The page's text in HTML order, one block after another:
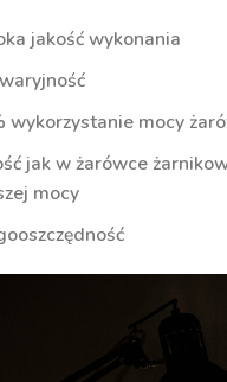
jakość wykonania
wykorzystanie mocy
jak w żarówce
mocy